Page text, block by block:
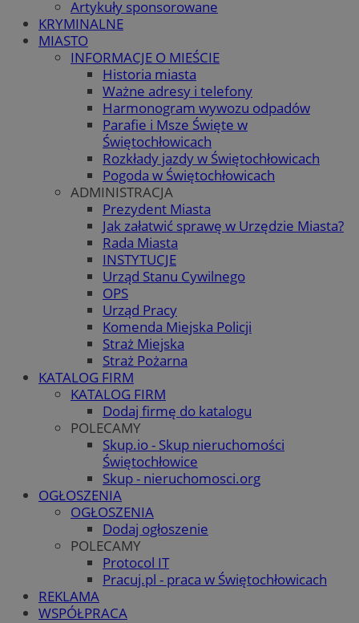
Artykuły sponsorowane
KRYMINALNE
MIASTO
INFORMACJE O MIEŚCIE
Historia miasta
Ważne adresy i telefony
Harmonogram wywozu odpadów
Parafie i Msze Święte w
Świętochłowicach
Rozkłady jazdy w Świętochłowicach
Pogoda w Świętochłowicach
ADMINISTRACJA
Prezydent Miasta
Jak załatwić sprawę w Urzędzie Miasta?
Rada Miasta
INSTYTUCJE
Urząd Stanu Cywilnego
OPS
Urząd Pracy
Komenda Miejska Policji
Straż Miejska
Straż Pożarna
KATALOG FIRM
KATALOG FIRM
Dodaj firmę do katalogu
POLECAMY
Skup.io - Skup nieruchomości
Świętochłowice
Skup - nieruchomosci.org
OGŁOSZENIA
OGŁOSZENIA
Dodaj ogłoszenie
POLECAMY
Protocol IT
Pracuj.pl - praca w Świętochłowicach
REKLAMA
WSPÓŁPRACA